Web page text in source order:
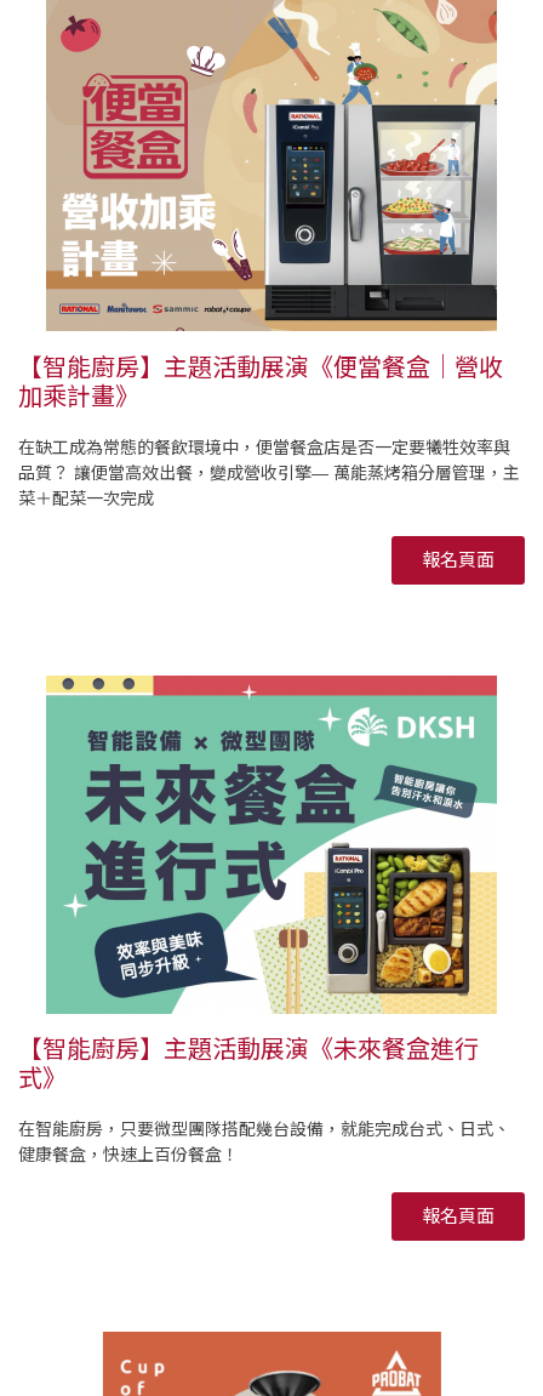
【智能廚房】主題活動展演《便當餐盒｜營收
加乘計畫》
在缺工成為常態的餐飲環境中，便當餐盒店是否一定要犧牲效率與
品質？ 讓便當高效出餐，變成營收引擎— 萬能蒸烤箱分層管理，主
菜＋配菜一次完成
報名頁面
【智能廚房】主題活動展演《未來餐盒進行
式》
在智能廚房，只要微型團隊搭配幾台設備，就能完成台式、日式、
健康餐盒，快速上百份餐盒！
報名頁面